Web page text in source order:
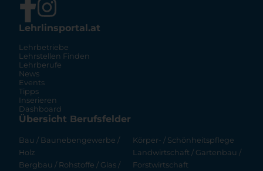
Lehrlinsportal.at
Lehrbetriebe
Lehrstellen Finden
Lehrberufe
News
Events
Tipps
Inserieren
Dashboard
Übersicht Berufsfelder
Bau / Baunebengewerbe /
Holz
Bergbau / Rohstoffe / Glas /
Körper- / Schönheitspflege
Landwirtschaft / Gartenbau /
Forstwirtschaft